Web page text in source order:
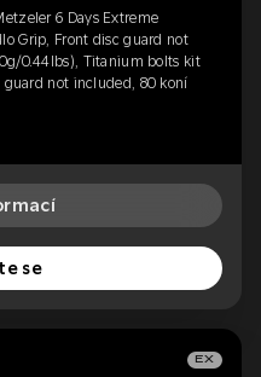
6 Days Extreme
Grip, Front disc guard not
0.44lbs), Titanium bolts kit
guard not included, 80 koní
se
EX